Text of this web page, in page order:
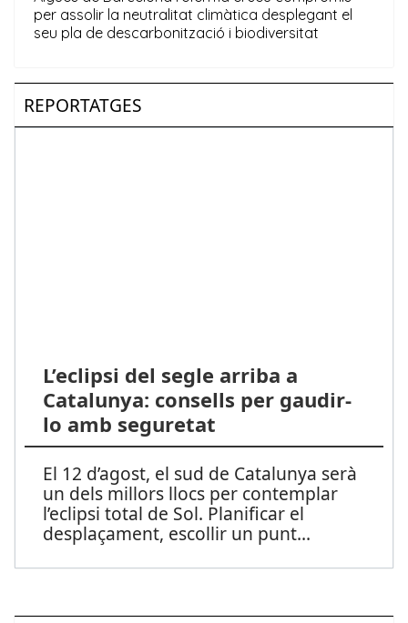
REPORTATGES
L’eclipsi del segle arriba a
Catalunya: consells per gaudir-
lo amb seguretat
El 12 d’agost, el sud de Catalunya serà
un dels millors llocs per contemplar
l’eclipsi total de Sol. Planificar el
desplaçament, escollir un punt...